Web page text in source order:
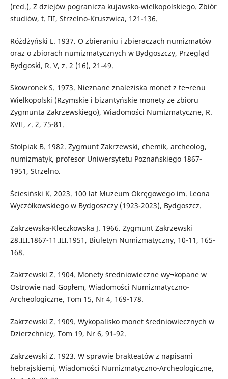
(red.), Z dziejów pogranicza kujawsko-wielkopolskiego. Zbiór
studiów, t. III, Strzelno-Kruszwica, 121-136.
Różdżyński L. 1937. O zbieraniu i zbieraczach numizmatów
oraz o zbiorach numizmatycznych w Bydgoszczy, Przegląd
Bydgoski, R. V, z. 2 (16), 21-49.
Skowronek S. 1973. Nieznane znaleziska monet z te¬renu
Wielkopolski (Rzymskie i bizantyńskie monety ze zbioru
Zygmunta Zakrzewskiego), Wiadomości Numizmatyczne, R.
XVII, z. 2, 75-81.
Stolpiak B. 1982. Zygmunt Zakrzewski, chemik, archeolog,
numizmatyk, profesor Uniwersytetu Poznańskiego 1867-
1951, Strzelno.
Ściesiński K. 2023. 100 lat Muzeum Okręgowego im. Leona
Wyczółkowskiego w Bydgoszczy (1923-2023), Bydgoszcz.
Zakrzewska-Kleczkowska J. 1966. Zygmunt Zakrzewski
28.III.1867-11.III.1951, Biuletyn Numizmatyczny, 10-11, 165-
168.
Zakrzewski Z. 1904. Monety średniowieczne wy¬kopane w
Ostrowie nad Gopłem, Wiadomości Numizmatyczno-
Archeologiczne, Tom 15, Nr 4, 169-178.
Zakrzewski Z. 1909. Wykopalisko monet średniowiecznych w
Dzierzchnicy, Tom 19, Nr 6, 91-92.
Zakrzewski Z. 1923. W sprawie brakteatów z napisami
hebrajskiemi, Wiadomości Numizmatyczno-Archeologiczne,